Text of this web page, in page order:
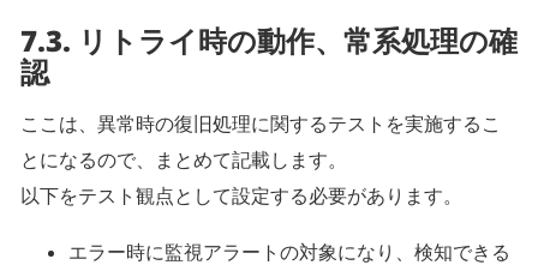
7.3. リトライ時の動作、常系処理の確
認
ここは、異常時の復旧処理に関するテストを実施するこ
とになるので、まとめて記載します。
以下をテスト観点として設定する必要があります。
エラー時に監視アラートの対象になり、検知できる